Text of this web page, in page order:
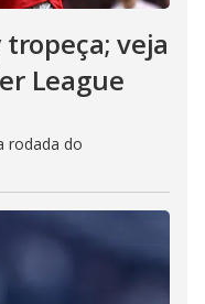
veja
League
rodada do